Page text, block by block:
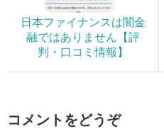
日本ファイナンスは闇金
融ではありません【評
判・口コミ情報】
コメントをどうぞ